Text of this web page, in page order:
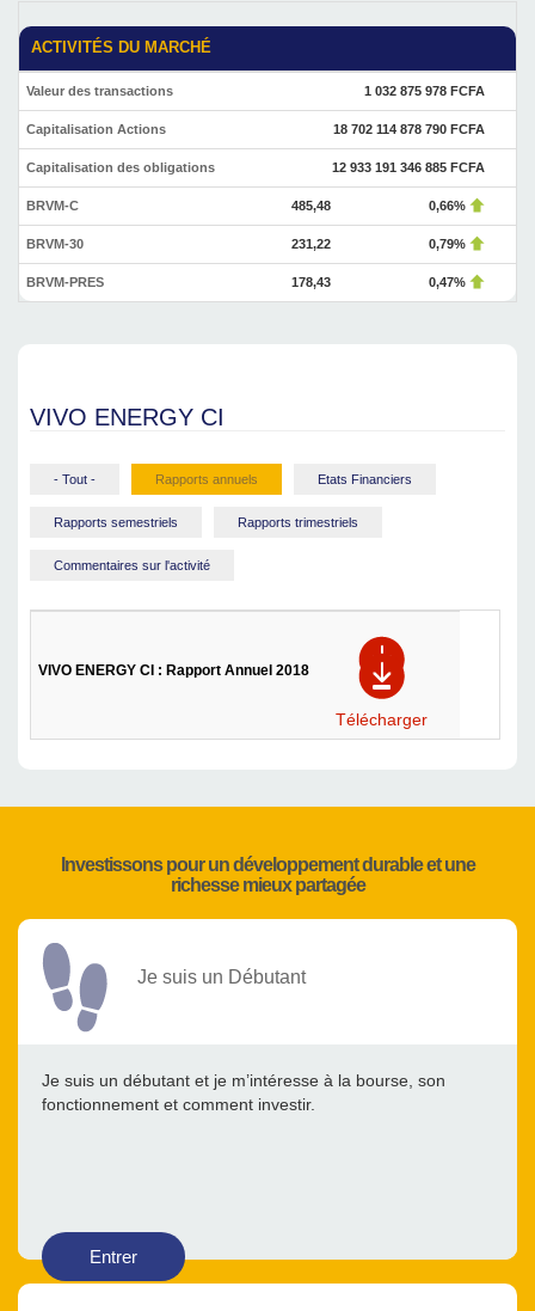
ACTIVITÉS DU MARCHÉ
Valeur des transactions 1 032 875 978 FCFA
Capitalisation Actions 18 702 114 878 790 FCFA
Capitalisation des obligations 12 933 191 346 885 FCFA
BRVM-C 485,48 0,66%
BRVM-30 231,22 0,79%
BRVM-PRES 178,43 0,47%
VIVO ENERGY CI
- Tout - Rapports annuels Etats Financiers
Rapports semestriels Rapports trimestriels
Commentaires sur l'activité
VIVO ENERGY CI : Rapport Annuel 2018
Télécharger
Investissons pour un développement durable et une
richesse mieux partagée
Je suis un Débutant
Je suis un débutant et je m’intéresse à la bourse, son
fonctionnement et comment investir.
Entrer